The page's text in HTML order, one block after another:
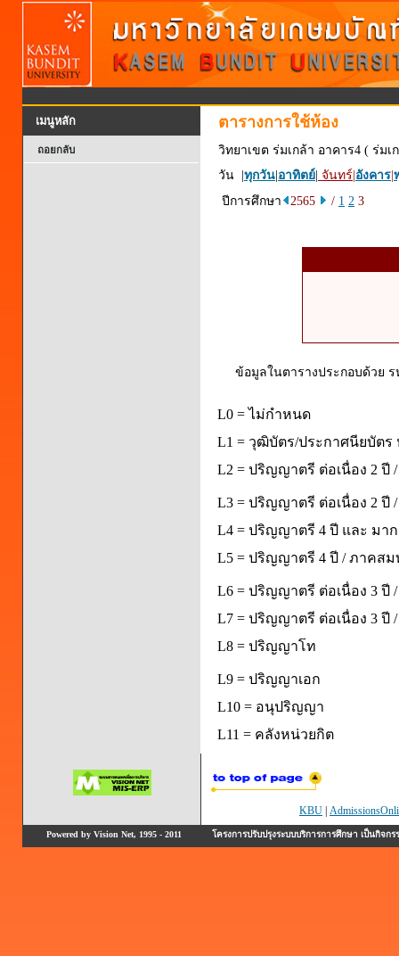
เมนูหลัก
ถอยกลับ
ตารางการใช้ห้อง
วิทยาเขต ร่มเกล้า อาคาร4 ( ร่มเ
วัน | ทุกวัน อาทิตย์ จันทร์ อังคาร
ปีการศึกษา
2565 / 1 2 3
ข้อมูลในตารางประกอบด้วย
L0 = ไม่กำหนด
L1 = วุฒิบัตร/ประกาศนียบัตร
L2 = ปริญญาตรี ต่อเนื่อง 2 ปี
L3 = ปริญญาตรี ต่อเนื่อง 2 ปี
L4 = ปริญญาตรี 4 ปี และ มา
L5 = ปริญญาตรี 4 ปี / ภาคส
L6 = ปริญญาตรี ต่อเนื่อง 3 ปี
L7 = ปริญญาตรี ต่อเนื่อง 3 ปี
L8 = ปริญญาโท
L9 = ปริญญาเอก
L10 = อนุปริญญา
L11 = คลังหน่วยกิต
KBU
Powered by Vision Net, 1995 - 2011 โครงการปรับปรุงระบบบริการการศึกษา เป็นกิ